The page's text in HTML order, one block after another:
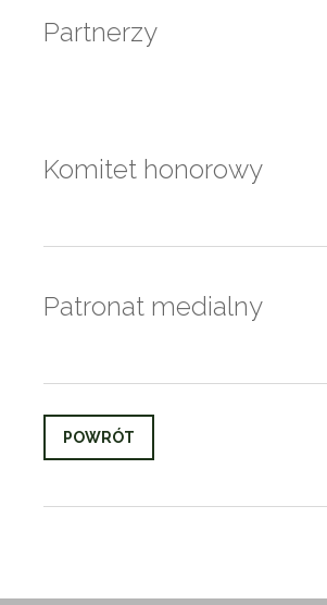
Partnerzy
Komitet honorowy
Patronat medialny
POWRÓT